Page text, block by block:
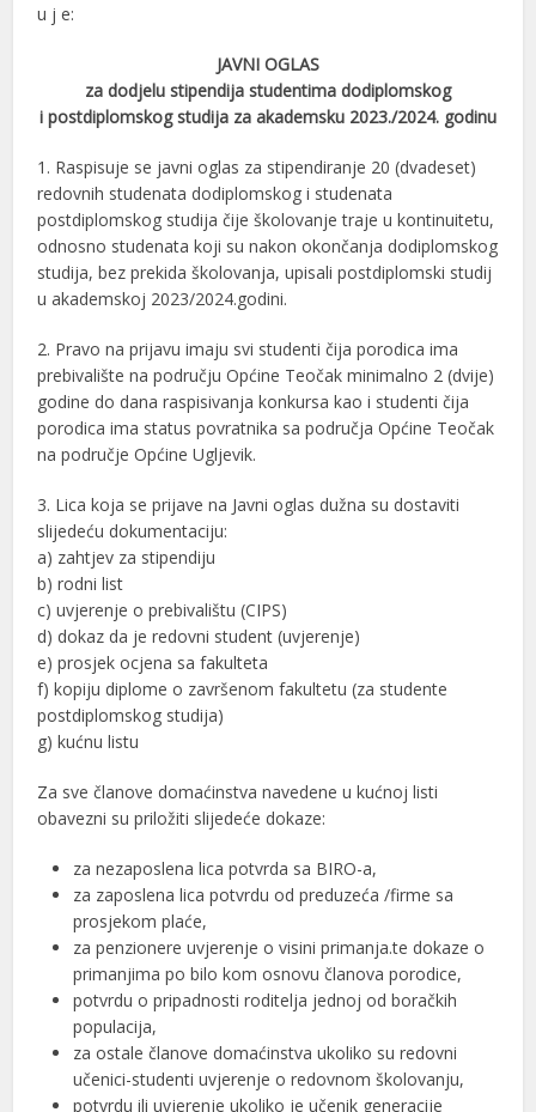
u j e:
JAVNI OGLAS
za dodjelu stipendija studentima dodiplomskog
i postdiplomskog studija za akademsku 2023./2024. godinu
1. Raspisuje se javni oglas za stipendiranje 20 (dvadeset)
redovnih studenata dodiplomskog i studenata
postdiplomskog studija čije školovanje traje u kontinuitetu,
odnosno studenata koji su nakon okončanja dodiplomskog
studija, bez prekida školovanja, upisali postdiplomski studij
u akademskoj 2023/2024.godini.
2. Pravo na prijavu imaju svi studenti čija porodica ima
prebivalište na području Općine Teočak minimalno 2 (dvije)
godine do dana raspisivanja konkursa kao i studenti čija
porodica ima status povratnika sa područja Općine Teočak
na područje Općine Ugljevik.
3. Lica koja se prijave na Javni oglas dužna su dostaviti
slijedeću dokumentaciju:
a) zahtjev za stipendiju
b) rodni list
c) uvjerenje o prebivalištu (CIPS)
d) dokaz da je redovni student (uvjerenje)
e) prosjek ocjena sa fakulteta
f) kopiju diplome o završenom fakultetu (za studente
postdiplomskog studija)
g) kućnu listu
Za sve članove domaćinstva navedene u kućnoj listi
obavezni su priložiti slijedeće dokaze:
za nezaposlena lica potvrda sa BIRO-a,
za zaposlena lica potvrdu od preduzeća /firme sa
prosjekom plaće,
za penzionere uvjerenje o visini primanja.te dokaze o
primanjima po bilo kom osnovu članova porodice,
potvrdu o pripadnosti roditelja jednoj od boračkih
populacija,
za ostale članove domaćinstva ukoliko su redovni
učenici-studenti uvjerenje o redovnom školovanju,
potvrdu ili uvjerenje ukoliko je učenik generacije